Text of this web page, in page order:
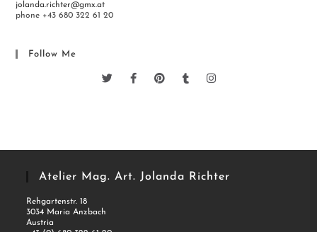
jolanda.richter@gmx.at
phone +43 680 322 61 20
Follow Me
Atelier Mag. Art. Jolanda Richter
Rehgartenstr. 18
3034 Maria Anzbach
Austria